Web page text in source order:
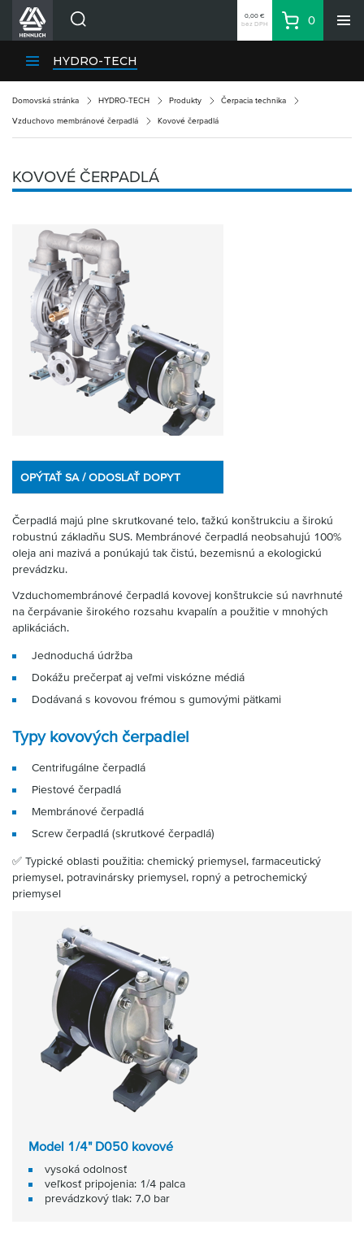
Divízie HENNLICH
Kariéra
Kontakty
Prihlásenie
Nákupný zoznam
Partner Zone
0,00 €
bez DPH
Košík
0
HYDRO-TECH
Domovská stránka HYDRO-TECH Produkty Čerpacia technika
Vzduchovo membránové čerpadlá Kovové čerpadlá
KOVOVÉ ČERPADLÁ
OPÝTAŤ SA / ODOSLAŤ DOPYT
Čerpadlá majú plne skrutkované telo, ťažkú ​​konštrukciu a širokú
robustnú základňu SUS. Membránové čerpadlá neobsahujú 100%
oleja ani mazivá a ponúkajú tak čistú, bezemisnú a ekologickú
prevádzku.
Vzduchomembránové čerpadlá kovovej konštrukcie sú navrhnuté
na čerpávanie širokého rozsahu kvapalín a použitie v mnohých
aplikáciách.
Jednoduchá údržba
Dokážu prečerpať aj veľmi viskózne médiá
Dodávaná s kovovou frémou s gumovými pätkami
Typy kovových čerpadiel
Centrifugálne čerpadlá
Piestové čerpadlá
Membránové čerpadlá
Screw čerpadlá (skrutkové čerpadlá)
✅ Typické oblasti použitia: chemický priemysel, farmaceutický
priemysel, potravinársky priemysel, ropný a petrochemický
priemysel
Model 1/4" D050 kovové
vysoká odolnosť
veľkosť pripojenia: 1/4 palca
prevádzkový tlak: 7,0 bar